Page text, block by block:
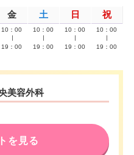
金 土 日 祝
10：00
19：00
10：00
19：00
10：00
19：00
10：00
19：00
美容外科
を見る